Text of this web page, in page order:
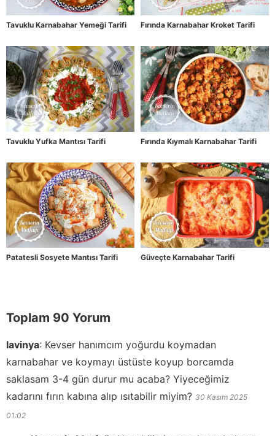
Tavuklu Karnabahar Yemeği Tarifi Fırında Karnabahar Kroket Tarifi
Tavuklu Yufka Mantısı Tarifi Fırında Kıymalı Karnabahar Tarifi
Patatesli Sosyete Mantısı Tarifi Güveçte Karnabahar Tarifi
Toplam 90 Yorum
lavinya: Kevser hanımcım yoğurdu koymadan
karnabahar ve koymayı üstüste koyup borcamda
saklasam 3-4 gün durur mu acaba? Yiyeceğimiz
kadarını fırın kabına alıp ısıtabilir miyim? 30 Kasım 2025
01:02